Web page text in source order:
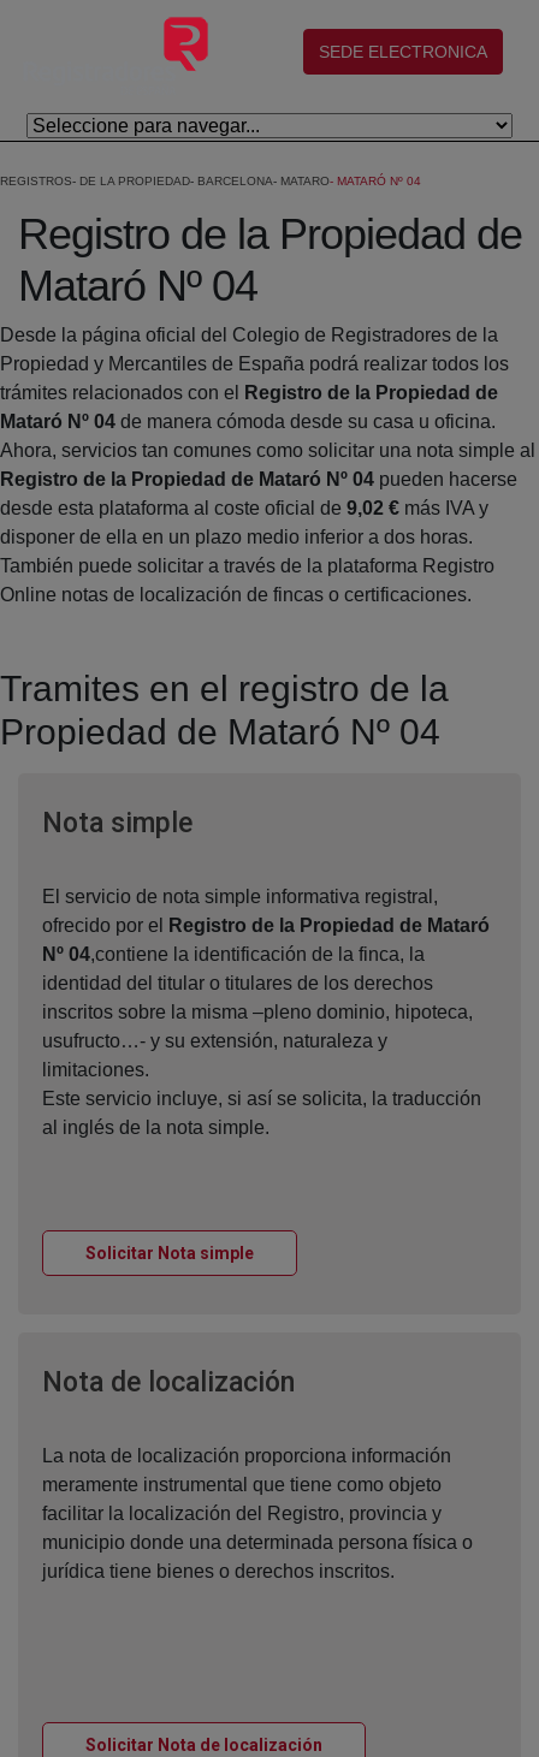
Salta al contingut principal
(abre en nueva ventana)
SEDE ELECTRONICA
REGISTROS DE LA PROPIEDAD BARCELONA MATARO MATARÓ Nº 04
Registro de la Propiedad de
Mataró Nº 04
Desde la página oficial del Colegio de Registradores de la
Propiedad y Mercantiles de España podrá realizar todos los
trámites relacionados con el
Registro de la Propiedad de
Mataró Nº 04 de manera cómoda desde su casa u oficina.
Ahora, servicios tan comunes como solicitar una nota simple al
Registro de la Propiedad de Mataró Nº 04 pueden hacerse
desde esta plataforma al coste oficial de 9,02 € más IVA y
disponer de ella en un plazo medio inferior a dos horas.
También puede solicitar a través de la plataforma Registro
Online notas de localización de fincas o certificaciones.
Tramites en el registro de la
Propiedad de Mataró Nº 04
Nota simpleVentana nueva
El servicio de nota simple informativa registral,
ofrecido por el
Registro de la Propiedad de Mataró
Nº 04,contiene la identificación de la finca, la
identidad del titular o titulares de los derechos
inscritos sobre la misma –pleno dominio, hipoteca,
usufructo…- y su extensión, naturaleza y
limitaciones.
Este servicio incluye, si así se solicita, la traducción
al inglés de la nota simple.
Solicitar Nota simpleVentana nueva
Nota de localización
La nota de localización proporciona información
meramente instrumental que tiene como objeto
facilitar la localización del Registro, provincia y
municipio donde una determinada persona física o
jurídica tiene bienes o derechos inscritos.
Solicitar Nota de localización